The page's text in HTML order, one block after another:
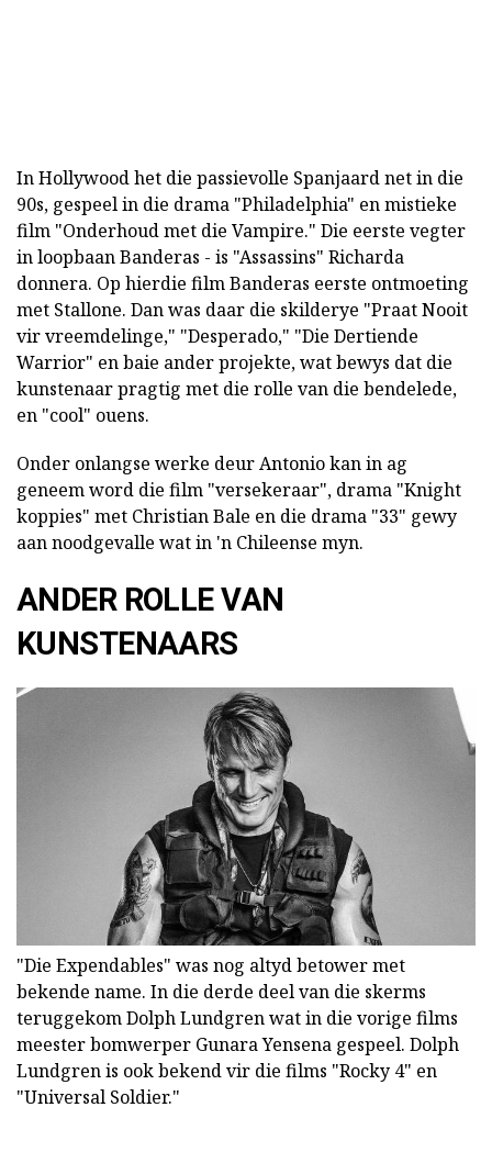
In Hollywood het die passievolle Spanjaard net in die
90s, gespeel in die drama "Philadelphia" en mistieke
film "Onderhoud met die Vampire." Die eerste vegter
in loopbaan Banderas - is "Assassins" Richarda
donnera. Op hierdie film Banderas eerste ontmoeting
met Stallone. Dan was daar die skilderye "Praat Nooit
vir vreemdelinge," "Desperado," "Die Dertiende
Warrior" en baie ander projekte, wat bewys dat die
kunstenaar pragtig met die rolle van die bendelede,
en "cool" ouens.
Onder onlangse werke deur Antonio kan in ag
geneem word die film "versekeraar", drama "Knight
koppies" met Christian Bale en die drama "33" gewy
aan noodgevalle wat in 'n Chileense myn.
ANDER ROLLE VAN
KUNSTENAARS
"Die Expendables" was nog altyd betower met
bekende name. In die derde deel van die skerms
teruggekom Dolph Lundgren wat in die vorige films
meester bomwerper Gunara Yensena gespeel. Dolph
Lundgren is ook bekend vir die films "Rocky 4" en
"Universal Soldier."